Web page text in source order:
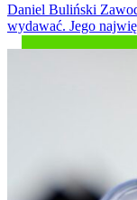
Daniel Buliński
wydawać. Jego